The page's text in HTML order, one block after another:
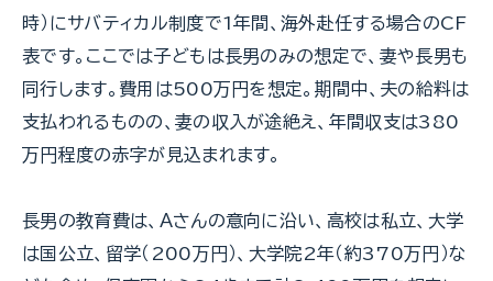
時）にサバティカル制度で1年間、海外赴任する場合のCF
表です。ここでは子どもは長男のみの想定で、妻や長男も
同行します。費用は500万円を想定。期間中、夫の給料は
支払われるものの、妻の収入が途絶え、年間収支は380
万円程度の赤字が見込まれます。
長男の教育費は、Ａさんの意向に沿い、高校は私立、大学
は国公立、留学（200万円）、大学院2年（約370万円）な